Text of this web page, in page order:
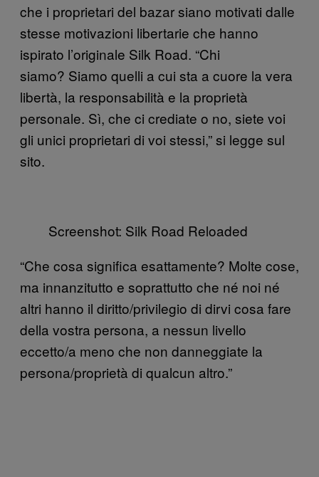
che i proprietari del bazar siano motivati dalle
stesse motivazioni libertarie che hanno
ispirato l’originale Silk Road. “Chi
siamo? Siamo quelli a cui sta a cuore la vera
libertà, la responsabilità e la proprietà
personale. Sì, che ci crediate o no, siete voi
gli unici proprietari di voi stessi,” si legge sul
sito.
Screenshot: Silk Road Reloaded
“Che cosa significa esattamente? Molte cose,
ma innanzitutto e soprattutto che né noi né
altri hanno il diritto/privilegio di dirvi cosa fare
della vostra persona, a nessun livello
eccetto/a meno che non danneggiate la
persona/proprietà di qualcun altro.”